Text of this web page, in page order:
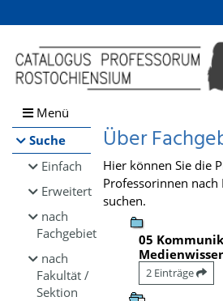
Browsen
direkt zum Inhalt
Menü
Suche
Einfach
Erweitert
nach
Fachgebiet
nach
Fakultät /
Sektion
Über
Hier können Sie die
Professorinnen nach
suchen.
05
2 Einträge